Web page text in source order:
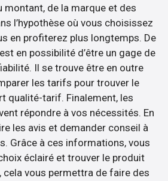
montant, de la marque et des
l’hypothèse où vous choisissez
en profiterez plus longtemps. De
en possibilité d’être un gage de
Il se trouve être en outre
les tarifs pour trouver le
qualité-tarif. Finalement, les
répondre à vos nécessités. En
les avis et demander conseil à
Grâce à ces informations, vous
éclairé et trouver le produit
cela vous permettra de faire des